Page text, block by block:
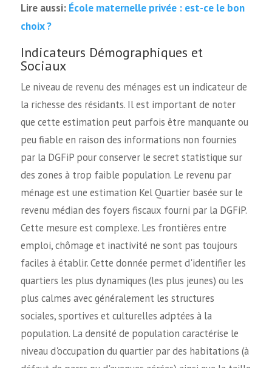
Lire aussi: École maternelle privée : est-ce le bon
choix ?
Indicateurs Démographiques et
Sociaux
Le niveau de revenu des ménages est un indicateur de
la richesse des résidants. Il est important de noter
que cette estimation peut parfois être manquante ou
peu fiable en raison des informations non fournies
par la DGFiP pour conserver le secret statistique sur
des zones à trop faible population. Le revenu par
ménage est une estimation Kel Quartier basée sur le
revenu médian des foyers fiscaux fourni par la DGFiP.
Cette mesure est complexe. Les frontières entre
emploi, chômage et inactivité ne sont pas toujours
faciles à établir. Cette donnée permet d'identifier les
quartiers les plus dynamiques (les plus jeunes) ou les
plus calmes avec généralement les structures
sociales, sportives et culturelles adptées à la
population. La densité de population caractérise le
niveau d'occupation du quartier par des habitations (à